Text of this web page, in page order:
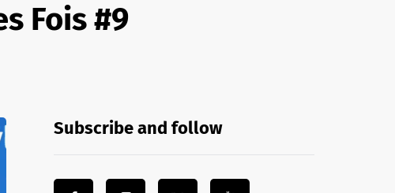
Fois #9
Subscribe and follow